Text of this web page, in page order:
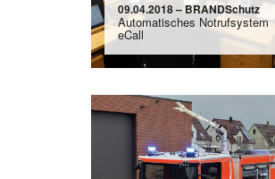
09.04.2018 – BRANDSchutz
Automatisches Notrufsystem
eCall